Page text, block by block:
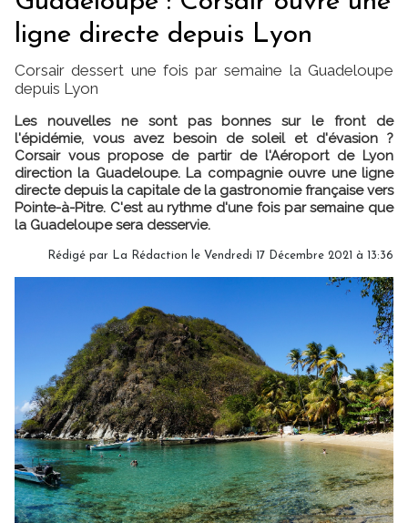
ligne directe depuis Lyon
Corsair dessert une fois par semaine la Guadeloupe
depuis Lyon
Les nouvelles ne sont pas bonnes sur le front de
l'épidémie, vous avez besoin de soleil et d'évasion ?
Corsair vous propose de partir de l'Aéroport de Lyon
direction la Guadeloupe. La compagnie ouvre une ligne
directe depuis la capitale de la gastronomie française vers
Pointe-à-Pitre. C'est au rythme d'une fois par semaine que
la Guadeloupe sera desservie.
Rédigé par La Rédaction le Vendredi 17 Décembre 2021 à 13:36